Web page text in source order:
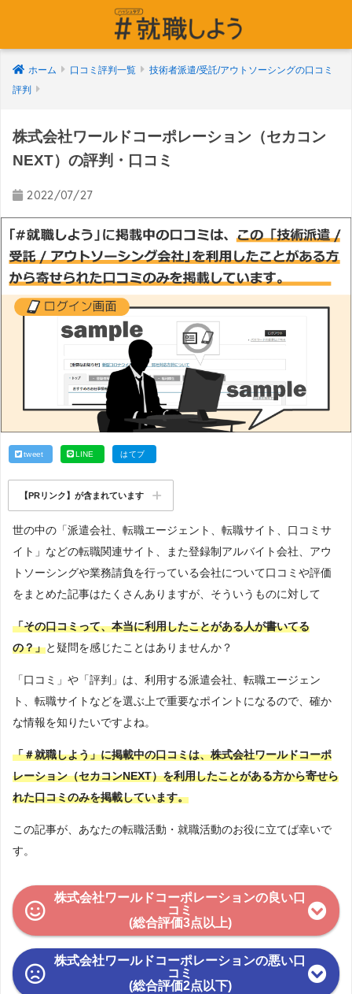
ホーム 口コミ評判一覧
技術者派遣/受託/アウトソーシングの口コミ
評判
株式会社ワールドコーポレーション（セカコン
NEXT）の評判・口コミ
2022/07/27
tweet LINE はてブ
【PRリンク】が含まれています
世の中の「派遣会社、転職エージェント、転職サイト、口コミサ
イト」などの転職関連サイト、また登録制アルバイト会社、アウ
トソーシングや業務請負を行っている会社について口コミや評価
をまとめた記事はたくさんありますが、そういうものに対して
「その口コミって、本当に利用したことがある人が書いてる
の？」と疑問を感じたことはありませんか？
「口コミ」や「評判」は、利用する派遣会社、転職エージェン
ト、転職サイトなどを選ぶ上で重要なポイントになるので、確か
な情報を知りたいですよね。
「＃就職しよう」に掲載中の口コミは、株式会社ワールドコーポ
レーション（セカコンNEXT）を利用したことがある方から寄せら
れた口コミのみを掲載しています。
この記事が、あなたの転職活動・就職活動のお役に立てば幸いで
す。
株式会社ワールドコーポレーションの良い口
コミ
(総合評価3点以上)
株式会社ワールドコーポレーションの悪い口
コミ
(総合評価2点以下)